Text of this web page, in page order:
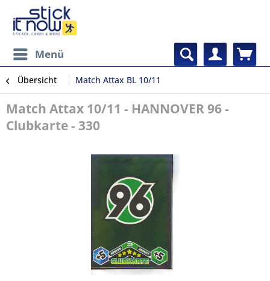
Menü
Übersicht Match Attax BL 10/11
Match Attax 10/11 - HANNOVER 96 -
Clubkarte - 330